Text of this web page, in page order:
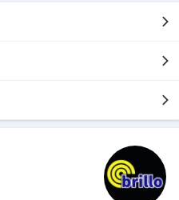
패들쉬프트/열선.통풍.전동.메
차량
일 까지